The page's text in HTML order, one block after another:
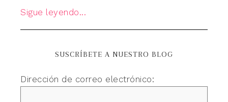
Sigue leyendo...
SUSCRÍBETE A NUESTRO BLOG
Dirección de correo electrónico: